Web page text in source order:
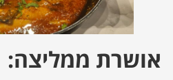
אושרת ממליצה: